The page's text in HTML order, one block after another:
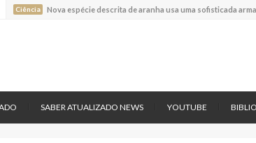
Ciência Estudo experimental mostrou que plantas podem
Batimentos cardíacos promovem supressão do
SABER ATUALIZADO NEWS YOUTUBE